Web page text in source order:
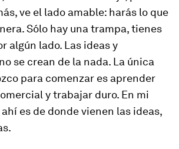
ve el lado amable: harás lo que
Sólo hay una trampa, tienes
algún lado. Las ideas y
se crean de la nada. La única
para comenzar es aprender
y trabajar duro. En mi
es de donde vienen las ideas,